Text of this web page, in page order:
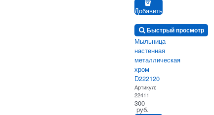
Добавить
Быстрый просмотр
Мыльница
настенная
металлическая
хром
D222120
Артикул:
22411
300
руб.